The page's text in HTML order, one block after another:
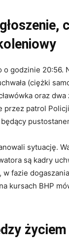
o godzinie 20:56.
(ciężki
oraz dwa
przez patrol
sytuację.
są kadry
w fazie
kursach BHP